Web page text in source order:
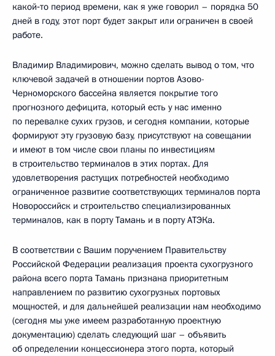
какой‑то период времени, как я уже говорил – порядка 50
дней в году, этот порт будет закрыт или ограничен в своей
работе.
Владимир Владимирович, можно сделать вывод о том, что
ключевой задачей в отношении портов Азово-
Черноморского бассейна является покрытие того
прогнозного дефицита, который есть у нас именно
по перевалке сухих грузов, и сегодня компании, которые
формируют эту грузовую базу, присутствуют на совещании
и имеют в том числе свои планы по инвестициям
в строительство терминалов в этих портах. Для
удовлетворения растущих потребностей необходимо
ограниченное развитие соответствующих терминалов порта
Новороссийск и строительство специализированных
терминалов, как в порту Тамань и в порту АТЭКа.
В соответствии с Вашим поручением Правительству
Российской Федерации реализация проекта сухогрузного
района всего порта Тамань признана приоритетным
направлением по развитию сухогрузных портовых
мощностей, и для дальнейшей реализации нам необходимо
(сегодня мы уже имеем разработанную проектную
документацию) сделать следующий шаг – объявить
об определении концессионера этого порта, который